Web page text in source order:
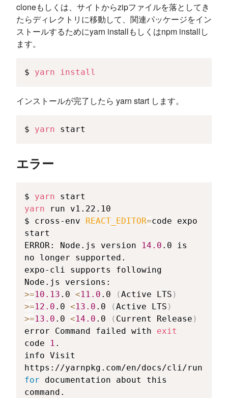
cloneもしくは、サイトからzipファイルを落としてき
たらディレクトリに移動して、関連パッケージをイン
ストールするためにyarn installもしくはnpm installし
ます。
$ yarn install
インストールが完了したら yarn start します。
$ yarn start
エラー
$ yarn
yarn run v1.22.10
$ cross-env REACT_EDITOR=code expo
start
ERROR: Node.js version
14.0 .0 is
no longer supported.
expo-cli supports following
>=10.13 .0 <11.0 .0 (Active LTS )
>=12.0 .0 <13.0 .0 (Active LTS )
>=13.0 .0 <14.0 .0 ( Current Release )
error Command failed with exit
code
1 .
info Visit
https://yarnpkg.com/en/docs/cli/run
for documentation about this
command.